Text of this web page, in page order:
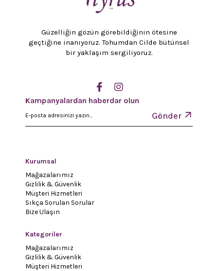
Güzelliğin gözün görebildiğinin ötesine
geçtiğine inanıyoruz. Tohumdan Cilde bütünsel
bir yaklaşım sergiliyoruz.
Kampanyalardan haberdar olun
Gönder
Kurumsal
Mağazalarımız
Gizlilik & Güvenlik
Müşteri Hizmetleri
Sıkça Sorulan Sorular
Bize Ulaşın
Kategoriler
Mağazalarımız
Gizlilik & Güvenlik
Müşteri Hizmetleri